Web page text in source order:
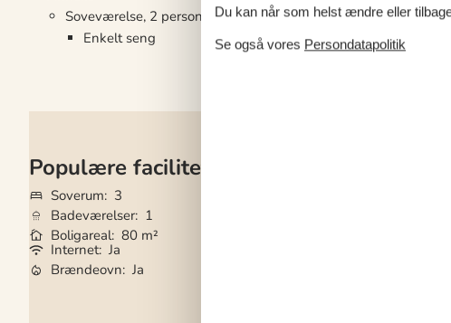
Soveværelse, 2 personer
Enkelt seng
Populære faciliteter
Soverum
3
Badeværelser 1
Boligareal 80 m²
Internet Ja
Brændeovn Ja
Du kan når som helst ændre eller
Se også vores Persondatapolitik